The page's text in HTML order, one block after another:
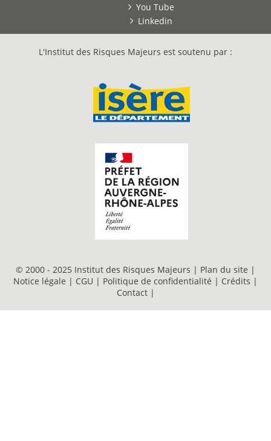
You Tube
Linkedin
L'Institut des Risques Majeurs est soutenu par :
© 2000 - 2025 Institut des Risques Majeurs | Plan du site |
Notice légale | CGU | Politique de confidentialité | Crédits |
Contact |